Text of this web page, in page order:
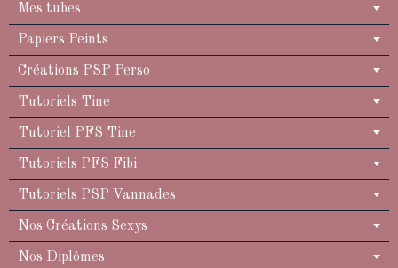
Mes tubes
Papiers Peints
Créations PSP Perso
Tutoriels Tine
Tutoriel PFS Tine
Tutoriels PFS Fibi
Tutoriels PSP Vannades
Nos Créations Sexys
Nos Diplômes